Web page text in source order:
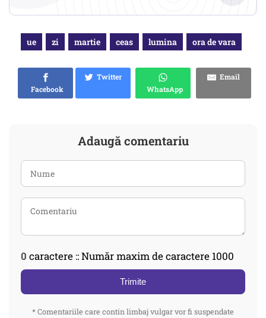
ue zi martie ceas lumina ora de vara
Facebook
Twitter
WhatsApp
Email
Adaugă comentariu
0 caractere :: Număr maxim de caractere 1000
Trimite
* Comentariile care contin limbaj vulgar vor fi suspendate